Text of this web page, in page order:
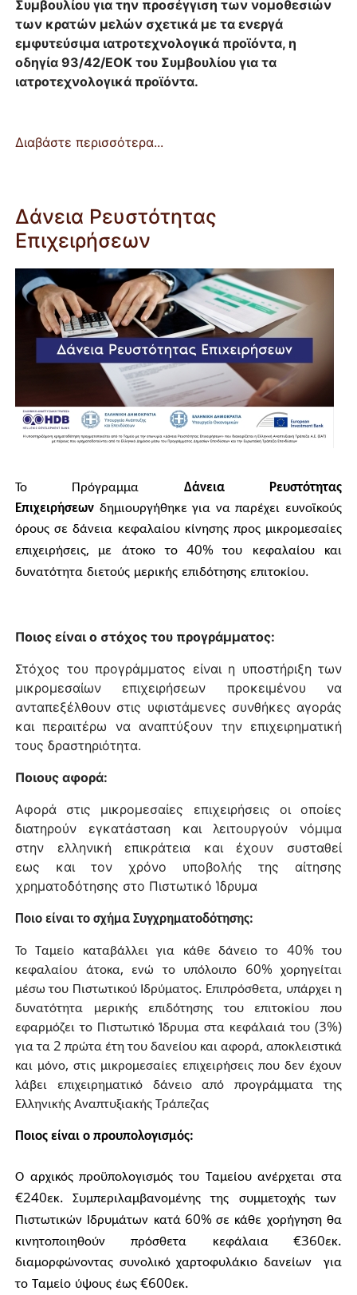
Συμβουλίου για την προσέγγιση των νομοθεσιών
των κρατών μελών σχετικά με τα ενεργά
εμφυτεύσιμα ιατροτεχνολογικά προϊόντα, η
οδηγία 93/42/ΕΟΚ του Συμβουλίου για τα
ιατροτεχνολογικά προϊόντα.
Διαβάστε περισσότερα...
Δάνεια Ρευστότητας
Επιχειρήσεων
Το Πρόγραμμα Δάνεια
Ρευστότητας
Επιχειρήσεων δημιουργήθηκε για να παρέχει ευνοϊκούς
όρους σε δάνεια κεφαλαίου κίνησης προς μικρομεσαίες
επιχειρήσεις, με άτοκο το40%του κεφαλαίου
και
δυνατότητα διετούς μερικής επιδότησης επιτοκίου.
Ποιoς είναι ο στόχος του προγράμματος:
Στόχος του προγράμματος είναι η υποστήριξη των
μικρομεσαίων επιχειρήσεων προκειμένου να
ανταπεξέλθουν στις υφιστάμενες συνθήκες αγοράς
και περαιτέρω να αναπτύξουν την επιχειρηματική
τους δραστηριότητα.
Ποιους αφορά:
Αφορά στις μικρομεσαίες επιχειρήσεις οι οποίες
διατηρούν εγκατάσταση και λειτουργούν νόμιμα
στην ελληνική επικράτεια και έχουν συσταθεί
εως και τον χρόνο υποβολής της αίτησης
χρηματοδότησης στο Πιστωτικό Ίδρυμα
Ποιo είναι το σχήμα Συγχρηματοδότησης:
Το Ταμείο καταβάλλει για κάθε δάνειο το 40%του
κεφαλαίου
άτοκα, ενώ το υπόλοιπο 60%
χορηγείται
μέσω του Πιστωτικού Ιδρύματος. Επιπρόσθετα, υπάρχει η
δυνατότητα
μερικής επιδότησης του επιτοκίου
που
εφαρμόζει το Πιστωτικό Ίδρυμα στα κεφάλαιά του (3%)
για τα 2 πρώτα έτη του δανείου και αφορά, αποκλειστικά
και μόνο,στις μικρομεσαίες επιχειρήσεις που δεν έχουν
λάβει
επιχειρηματικό δάνειο από προγράμματα
της
Ελληνικής Αναπτυξιακής Τράπεζας
Ποιος είναι ο προυπολογισμός:
Ο αρχικός προϋπολογισμός του Ταμείου ανέρχεται στα
€240εκ.Συμπεριλαμβανομένης της συμμετοχής
των
Πιστωτικών Ιδρυμάτων κατά60%σε κάθε χορήγηση θα
κινητοποιηθούν
πρόσθετα κεφάλαια€360εκ.
διαμορφώνοντας συνολικό χαρτοφυλάκιο δανείων
για
το Ταμείο ύψους έως €600εκ.